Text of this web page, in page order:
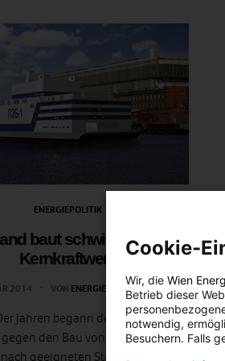
ENERGIEPOLITIK
baut schwimmendes
Kernkraftwerk
2014 VON ENERGIELEBEN REDAKTION
Jahren begann der Widerstand der
den Bau von Atomkraftwerken.
geeigneten Standorten wurde
Cookie-
Wir, die Wien
Betrieb dieser
notwendig,
Besuchern. Falls